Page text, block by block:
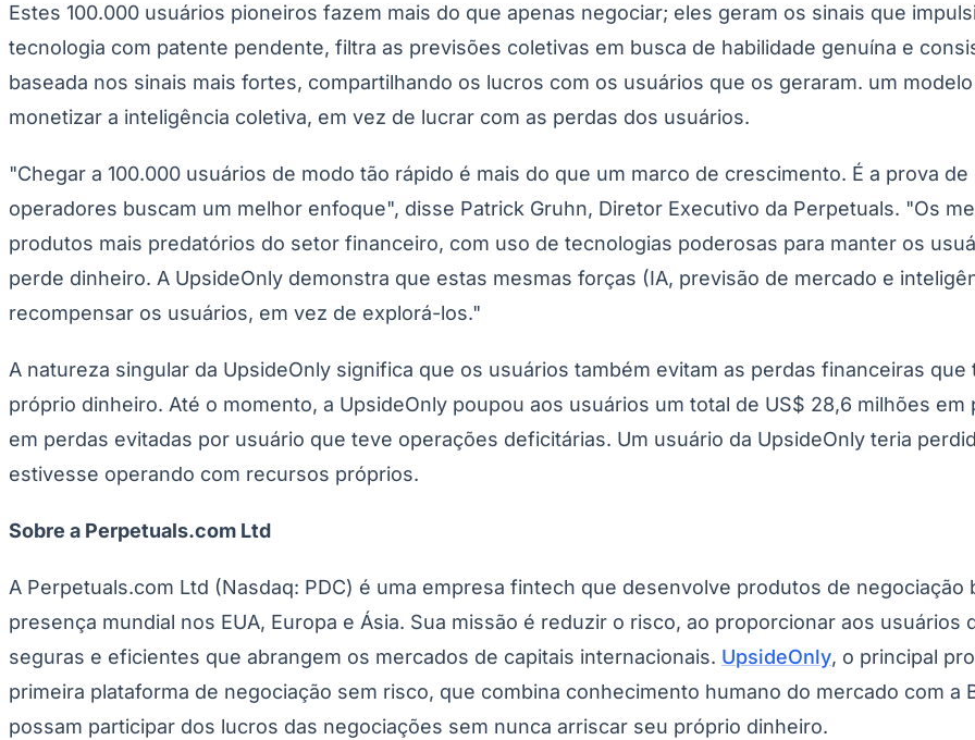
Vagas de Emprego
Concursos
Panorama Econômico
Panorama Econômico
Anuncie no Portal
Verificar EmpresaNovo
Publicidade Legal
NBA
Fórmula 1
Tênis (ATP)
MLB
NHL
Atletismo
Vôlei
Brasileirão Série A
Copa do Brasil
Sul-Americana
Copa América
Champions League
Premier League
La Liga
Bundesliga
Estes 100.000 usuários pioneiros fazem mais do que apenas negociar; eles geram os sinais que
tecnologia com patente pendente, filtra as previsões coletivas em busca de habilidade genuína e
baseada nos sinais mais fortes, compartilhando os lucros com os usuários que os geraram. um
monetizar a inteligência coletiva, em vez de lucrar com as perdas dos usuários.
"Chegar a 100.000 usuários de modo tão rápido é mais do que um marco de crescimento. É a prova
operadores buscam um melhor enfoque", disse Patrick Gruhn, Diretor Executivo da Perpetuals. "Os
produtos mais predatórios do setor financeiro, com uso de tecnologias poderosas para manter os
perde dinheiro. A UpsideOnly demonstra que estas mesmas forças (IA, previsão de mercado e
recompensar os usuários, em vez de explorá-los."
A natureza singular da UpsideOnly significa que os usuários também evitam as perdas financeiras
próprio dinheiro. Até o momento, a UpsideOnly poupou aos usuários um total de US$ 28,6 milhões
em perdas evitadas por usuário que teve operações deficitárias. Um usuário da UpsideOnly teria
estivesse operando com recursos próprios.
Sobre a Perpetuals.com Ltd
A Perpetuals.com Ltd (Nasdaq: PDC) é uma empresa fintech que desenvolve produtos de
presença mundial nos EUA, Europa e Ásia. Sua missão é reduzir o risco, ao proporcionar aos
seguras e eficientes que abrangem os mercados de capitais internacionais. UpsideOnly, o principal
primeira plataforma de negociação sem risco, que combina conhecimento humano do mercado com a
possam participar dos lucros das negociações sem nunca arriscar seu próprio dinheiro.